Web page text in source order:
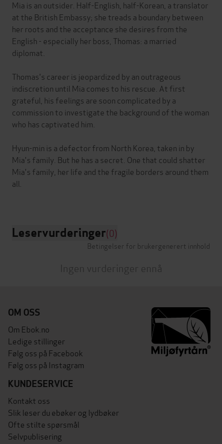
Mia is an outsider. Half-English, half-Korean, a translator
at the British Embassy; she treads a boundary between
her roots and the acceptance she desires from the
English - especially her boss, Thomas: a married
diplomat.
Thomas's career is jeopardized by an outrageous
indiscretion until Mia comes to his rescue. At first
grateful, his feelings are soon complicated by a
commission to investigate the background of the woman
who has captivated him.
Hyun-min is a defector from North Korea, taken in by
Mia's family. But he has a secret. One that could shatter
Mia's family, her life and the fragile borders around them
all.
Leservurderinger(0)
Betingelser for brukergenerert innhold
Ingen vurderinger ennå
OM OSS
Om Ebok.no
Ledige stillinger
Følg oss på Facebook
Følg oss på Instagram
KUNDESERVICE
Kontakt oss
Slik leser du ebøker og lydbøker
Ofte stilte spørsmål
Selvpublisering